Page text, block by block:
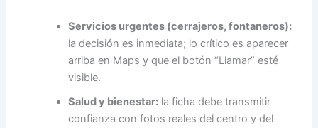
Servicios urgentes (cerrajeros, fontaneros):
la decisión es inmediata; lo crítico es aparecer
arriba en Maps y que el botón “Llamar” esté
visible.
Salud y bienestar: la ficha debe transmitir
confianza con fotos reales del centro y del